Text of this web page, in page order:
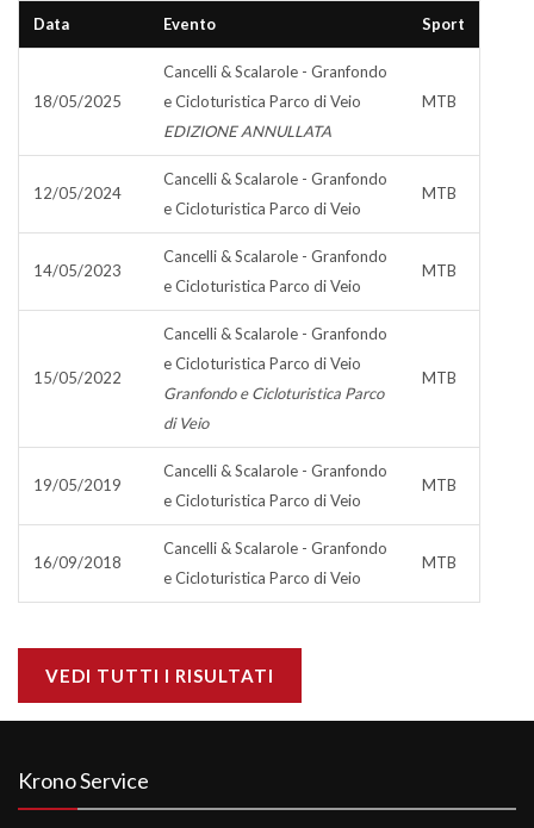
Data Evento Sport
18/05/2025
Cancelli & Scalarole - Granfondo
e Cicloturistica Parco di Veio
EDIZIONE ANNULLATA
MTB
12/05/2024
Cancelli & Scalarole - Granfondo
e Cicloturistica Parco di Veio
MTB
14/05/2023
Cancelli & Scalarole - Granfondo
e Cicloturistica Parco di Veio
MTB
15/05/2022
Cancelli & Scalarole - Granfondo
e Cicloturistica Parco di Veio
Granfondo e Cicloturistica Parco
di Veio
MTB
19/05/2019
Cancelli & Scalarole - Granfondo
e Cicloturistica Parco di Veio
MTB
16/09/2018
Cancelli & Scalarole - Granfondo
e Cicloturistica Parco di Veio
MTB
VEDI TUTTI I RISULTATI
Krono Service